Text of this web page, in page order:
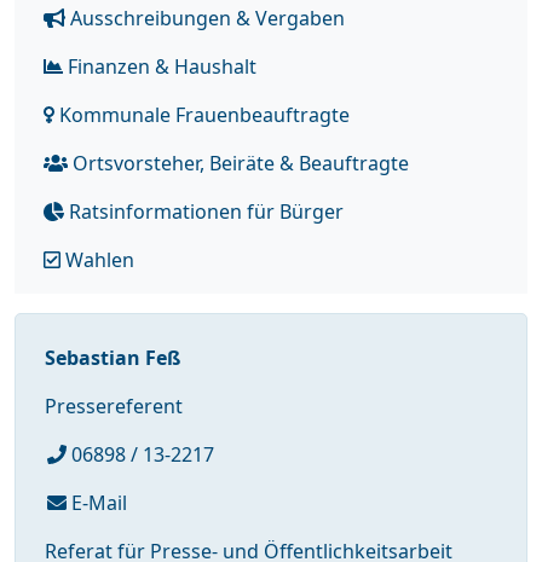
Ausschreibungen & Vergaben
Finanzen & Haushalt
Kommunale Frauenbeauftragte
Ortsvorsteher, Beiräte & Beauftragte
Ratsinformationen für Bürger
Wahlen
Sebastian Feß
Pressereferent
06898 / 13-2217
E-Mail
Referat für Presse- und Öffentlichkeitsarbeit